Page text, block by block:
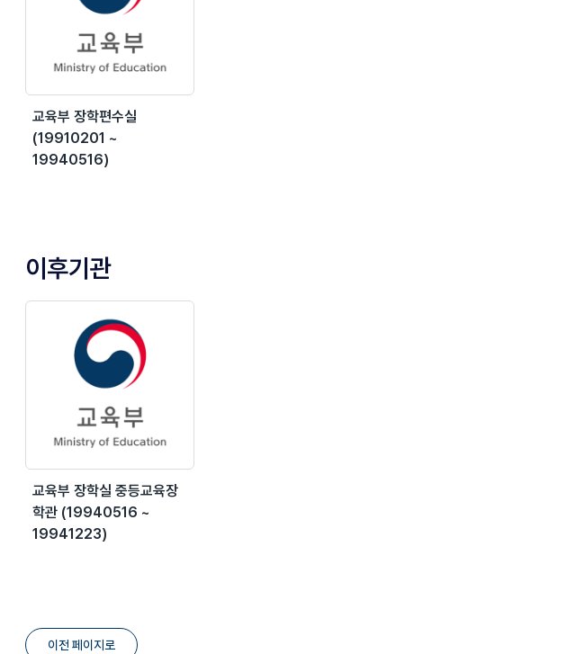
교육부 장학편수실
(19910201 ~
19940516)
이후기관
교육부 장학실 중등교육장
학관 (19940516 ~
19941223)
이전 페이지로